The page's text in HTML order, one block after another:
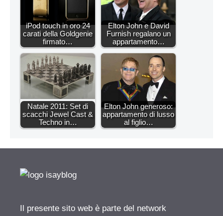
iPod touch in oro 24
carati della Goldgenie
firmato…
Elton John e David
Furnish regalano un
appartamento…
Natale 2011: Set di
scacchi Jewel Cast &
Techno in…
Elton John generoso:
appartamento di lusso
al figlio…
Il presente sito web è parte del network